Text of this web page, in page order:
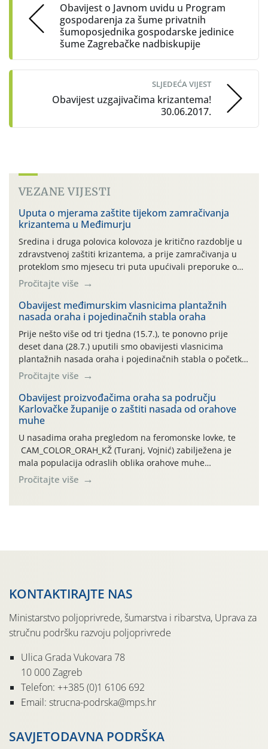
Obavijest o Javnom uvidu u Program
gospodarenja za šume privatnih
šumoposjednika gospodarske jedinice
šume Zagrebačke nadbiskupije
SLJEDEĆA VIJEST
Obavijest uzgajivačima krizantema!
30.06.2017.
VEZANE VIJESTI
Uputa o mjerama zaštite tijekom zamračivanja
krizantema u Međimurju
Sredina i druga polovica kolovoza je kritično razdoblje u
zdravstvenoj zaštiti krizantema, a prije zamračivanja u
proteklom smo mjesecu tri puta upućivali preporuke o
preventivnim mjerama zaštite krizantema od najčešćih
uzročnika bolesti, štetnika i fito-fagnih grinja (23.7., 14.7.,
06.7.)! Na početku ovog mjeseca je zabilježeno je
povijesno i ekstremno vruće meteorološko razdoblje, uz
najviše temperature […]
Pročitajte više
Obavijest međimurskim vlasnicima plantažnih
nasada oraha i pojedinačnih stabla oraha
Prije nešto više od tri tjedna (15.7.), te ponovno prije
deset dana (28.7.) uputili smo obavijesti vlasnicima
plantažnih nasada oraha i pojedinačnih stabla o početku
leta i ovogodišnjoj potrebi usmjerenog suzbijanja
orahove muhe (Rhagoletis completa)! Već dvanaest dana
traje drugi ovogodišnji “toplinski udar”, koji naročito
izražen zadnja šest dana (31.7.-05.8.), jer najviše
temperature zraka svakodnevno […]
Pročitajte više
Obavijest proizvođačima oraha sa području
Karlovačke županije o zaštiti nasada od orahove
muhe
U nasadima oraha pregledom na feromonske lovke, te
CAM_COLOR_ORAH_KŽ (Turanj, Vojnić) zabilježena je
mala populacija odraslih oblika orahove muhe
(Rhagoletis completa). Niska brojnost može se objasniti
činjenicom da je riječ o mladim nasadima s vrlo malim
Pročitajte više
KONTAKTIRAJTE NAS
Ministarstvo poljoprivrede, šumarstva i ribarstva, Uprava za
stručnu podršku razvoju poljoprivrede
Ulica Grada Vukovara 78
10 000 Zagreb
Telefon: ++385 (0)1 6106 692
Email: strucna-podrska@mps.hr
SAVJETODAVNA PODRŠKA